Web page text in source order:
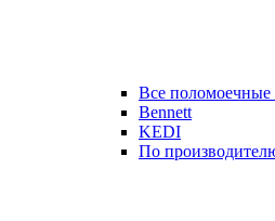
Все
Bennett
KEDI
По